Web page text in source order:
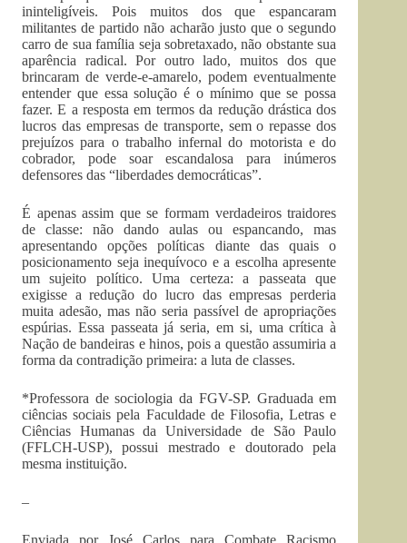
ininteligíveis. Pois muitos dos que espancaram
militantes de partido não acharão justo que o segundo
carro de sua família seja sobretaxado, não obstante sua
aparência radical. Por outro lado, muitos dos que
brincaram de verde-e-amarelo, podem eventualmente
entender que essa solução é o mínimo que se possa
fazer. E a resposta em termos da redução drástica dos
lucros das empresas de transporte, sem o repasse dos
prejuízos para o trabalho infernal do motorista e do
cobrador, pode soar escandalosa para inúmeros
defensores das “liberdades democráticas”.
É apenas assim que se formam verdadeiros traidores
de classe: não dando aulas ou espancando, mas
apresentando opções políticas diante das quais o
posicionamento seja inequívoco e a escolha apresente
um sujeito político. Uma certeza: a passeata que
exigisse a redução do lucro das empresas perderia
muita adesão, mas não seria passível de apropriações
espúrias. Essa passeata já seria, em si, uma crítica à
Nação de bandeiras e hinos, pois a questão assumiria a
forma da contradição primeira: a luta de classes.
*Professora de sociologia da FGV-SP. Graduada em
ciências sociais pela Faculdade de Filosofia, Letras e
Ciências Humanas da Universidade de São Paulo
(FFLCH-USP), possui mestrado e doutorado pela
mesma instituição.
–
Enviada por José Carlos para Combate Racismo